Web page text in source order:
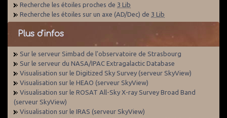
Recherche les étoiles proches de 3 Lib
Recherche les étoiles sur un axe (AD/Dec) de 3 Lib
Plus d'infos
Sur le serveur Simbad de l'observatoire de Strasbourg
Sur le serveur du NASA/IPAC Extragalactic Database
Visualisation sur le Digitized Sky Survey (serveur SkyView)
Visualisation sur le HEAO (serveur SkyView)
Visualisation sur le ROSAT All-Sky X-ray Survey Broad Band
(serveur SkyView)
Visualisation sur le IRAS (serveur SkyView)